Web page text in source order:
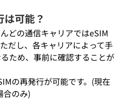
可能？
どの通信キャリアではeSIM
だし、各キャリアによって手
ため、事前に確認することが
の再発行が可能です。(現在
合のみ)